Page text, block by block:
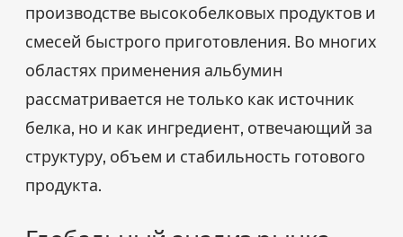
производстве высокобелковых продуктов и
смесей быстрого приготовления. Во многих
областях применения альбумин
рассматривается не только как источник
белка, но и как ингредиент, отвечающий за
структуру, объем и стабильность готового
продукта.